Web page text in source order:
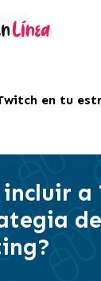
en tu
incluir a
de